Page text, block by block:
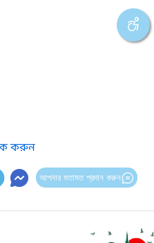
করুন
আপনার মতামত প্রদান করুন